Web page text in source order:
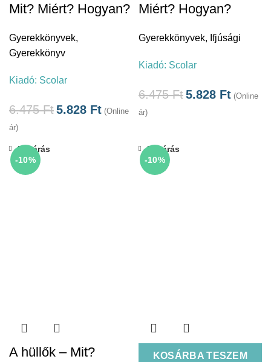
Mit? Miért? Hogyan?
Gyerekkönyvek,
Gyerekkönyv
Kiadó: Scolar
6.475Ft5.828 Ft (Online
ár)
Miért? Hogyan?
Gyerekkönyvek, Ifjúsági
Kiadó: Scolar
6.475Ft5.828 Ft (Online
ár)
-10%
Bezárás
A hüllők – Mit?
-10%
KOSÁRBA TESZEM
Bezárás